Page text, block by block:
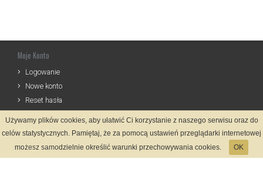
Moje Konto
Logowanie
Nowe konto
Reset hasła
Informacje
Regulamin
Używamy plików cookies, aby ułatwić Ci korzystanie z naszego serwisu oraz do
celów statystycznych. Pamiętaj, że za pomocą ustawień przeglądarki internetowej
możesz samodzielnie określić warunki przechowywania cookies.
OK